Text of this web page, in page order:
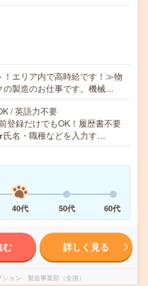
エリア内で高時給です！≫物
の製造のお仕事です。機械…
/ 英語力不要
登録だけでもOK！履歴書不要
名・職種などを入力す…
40代 50代 60代
む 詳しく見る
ョン 製造事業部（全国）